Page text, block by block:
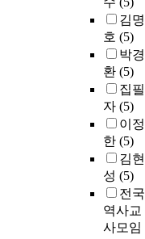
김명
호 (5)
박경
환 (5)
집필
자 (5)
이정
한 (5)
김현
성 (5)
전국
역사교
사모임